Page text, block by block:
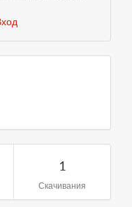
1
Скачивания